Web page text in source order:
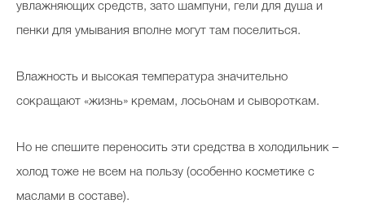
увлажняющих средств, зато шампуни, гели для душа и
пенки для умывания вполне могут там поселиться.
Влажность и высокая температура значительно
сокращают «жизнь» кремам, лосьонам и сывороткам.
Но не спешите переносить эти средства в холодильник –
холод тоже не всем на пользу (особенно косметике с
маслами в составе).